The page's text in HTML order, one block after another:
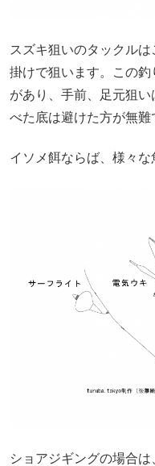
スズキ狙いのタックル
掛けで狙います。この
があり、手前、足元狙い
べた底は避けた方が無難
イソメ餌ならば、様々な
ショアジギングの場合は